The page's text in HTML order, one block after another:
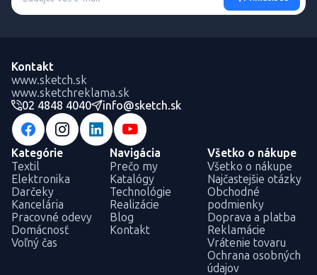
Kontakt
www.sketch.sk
www.sketchreklama.sk
02 4848 4040
info@sketch.sk
Kategórie
Textil
Elektronika
Darčeky
Kancelária
Pracovné odevy
Domácnosť
Voľný čas
Navigácia
Prečo my
Katalógy
Technológie
Realizácie
Blog
Kontakt
Všetko o nákupe
Všetko o nákupe
Najčastejšie otázky
Obchodné
podmienky
Doprava a platba
Reklamácie
Vrátenie tovaru
Ochrana osobných
údajov